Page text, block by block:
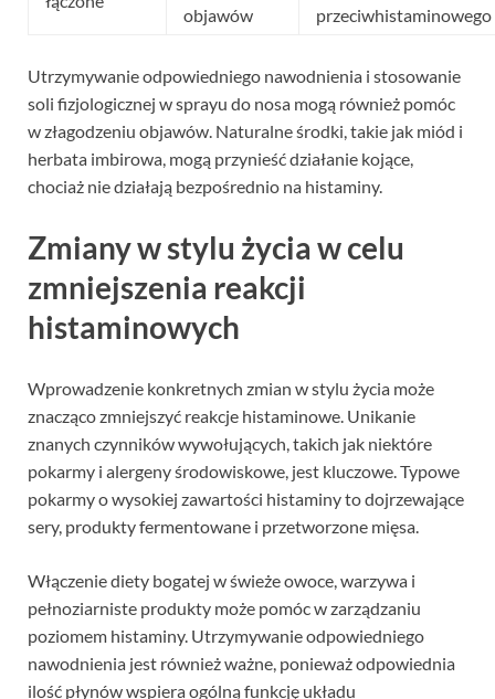
objawów
przeciwhistaminowego
Utrzymywanie odpowiedniego nawodnienia i stosowanie
soli fizjologicznej w sprayu do nosa mogą również pomóc
w złagodzeniu objawów. Naturalne środki, takie jak miód i
herbata imbirowa, mogą przynieść działanie kojące,
chociaż nie działają bezpośrednio na histaminy.
Zmiany w stylu życia w celu
zmniejszenia reakcji
histaminowych
Wprowadzenie konkretnych zmian w stylu życia może
znacząco zmniejszyć reakcje histaminowe. Unikanie
znanych czynników wywołujących, takich jak niektóre
pokarmy i alergeny środowiskowe, jest kluczowe. Typowe
pokarmy o wysokiej zawartości histaminy to dojrzewające
sery, produkty fermentowane i przetworzone mięsa.
Włączenie diety bogatej w świeże owoce, warzywa i
pełnoziarniste produkty może pomóc w zarządzaniu
poziomem histaminy. Utrzymywanie odpowiedniego
nawodnienia jest również ważne, ponieważ odpowiednia
ilość płynów wspiera ogólną funkcję układu